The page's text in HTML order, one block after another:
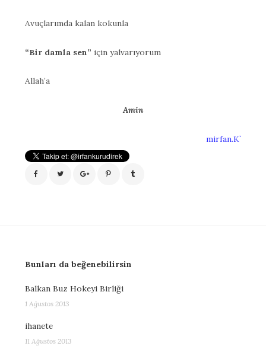
Avuçlarımda kalan kokunla
“Bir damla sen” için yalvarıyorum
Allah’a
Amin
mirfan.K`
Bunları da beğenebilirsin
Balkan Buz Hokeyi Birliği
1 Ağustos 2013
ihanete
11 Ağustos 2013